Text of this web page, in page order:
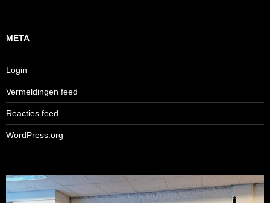
META
Login
Vermeldingen feed
Reacties feed
WordPress.org